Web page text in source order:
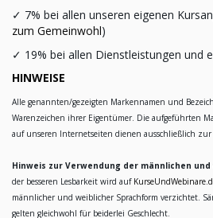
✓ 7% bei allen unseren eigenen
zum Gemeinwohl)
✓ 19% bei allen Dienstleistungen und
HINWEISE
Alle genannten/gezeigten Markennamen und
Warenzeichen ihrer Eigentümer. Die aufgeführten
auf unseren Internetseiten dienen ausschließlich zur
Hinweis zur Verwendung der männlichen
der besseren Lesbarkeit wird auf
männlicher und weiblicher Sprachform verzichtet.
gelten gleichwohl für beiderlei Geschlecht.